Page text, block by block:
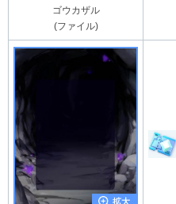
ゴウカザル
(ファイル)